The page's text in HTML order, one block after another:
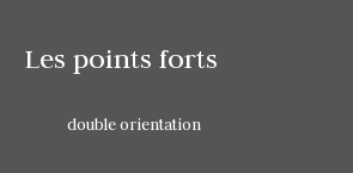
Les points forts
double orientation